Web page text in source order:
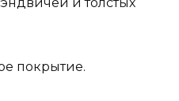
покрытие.